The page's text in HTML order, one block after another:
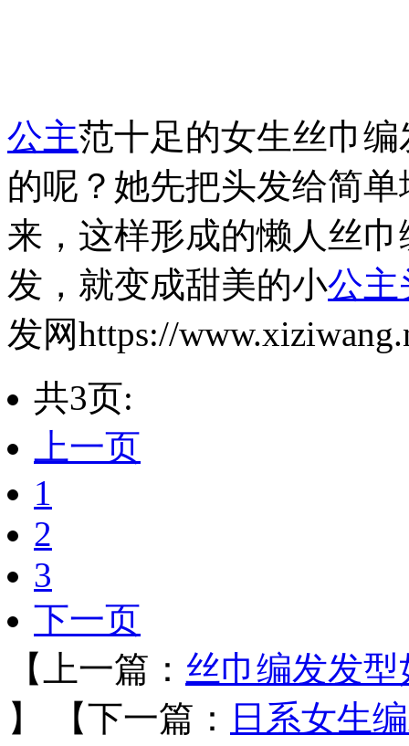
公主范十足的女生丝巾
的呢？她先把头发给简
来，这样形成的懒人丝
发，就变成甜美的小公主
发网https://
共3页:
上一页
1
2
3
下一页
【上一篇： 丝巾编发发
】
【下一篇：
日系女生